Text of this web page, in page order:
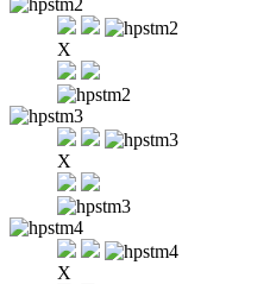
X
X
X